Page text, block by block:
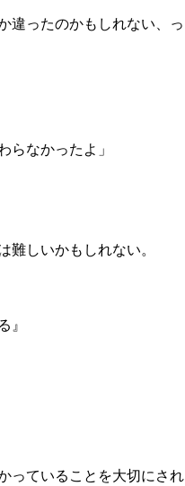
違ったのかもしれない、っ
らなかったよ」
しいかもしれない。
』
っていることを大切にされ